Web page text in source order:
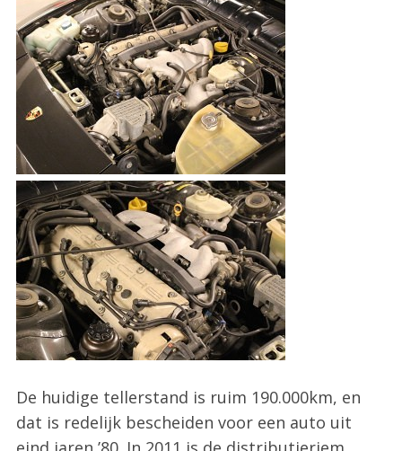
De huidige tellerstand is ruim 190.000km, en
dat is redelijk bescheiden voor een auto uit